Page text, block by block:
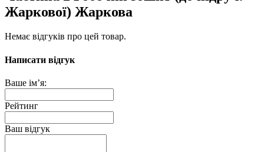
Жаркової) Жаркова
Немає відгуків про цей товар.
Написати відгук
Ваше ім’я:
Рейтинг
Ваш відгук